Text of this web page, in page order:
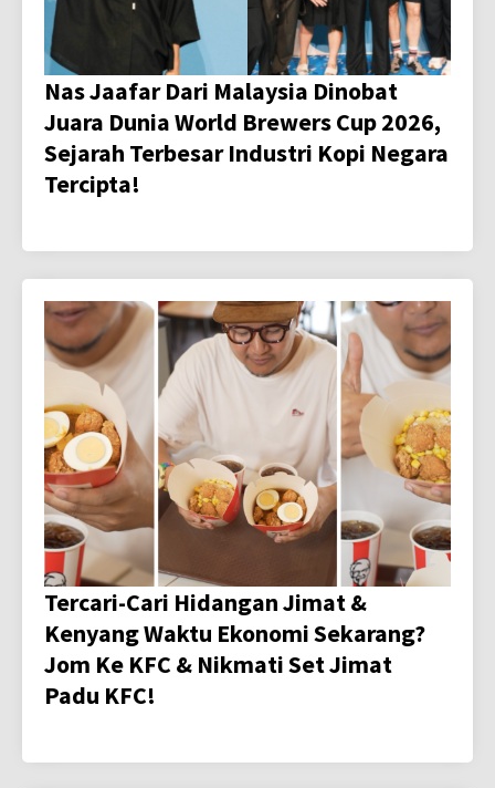
Nas Jaafar Dari Malaysia Dinobat
Juara Dunia World Brewers Cup 2026,
Sejarah Terbesar Industri Kopi Negara
Tercipta!
Tercari-Cari Hidangan Jimat &
Kenyang Waktu Ekonomi Sekarang?
Jom Ke KFC & Nikmati Set Jimat
Padu KFC!